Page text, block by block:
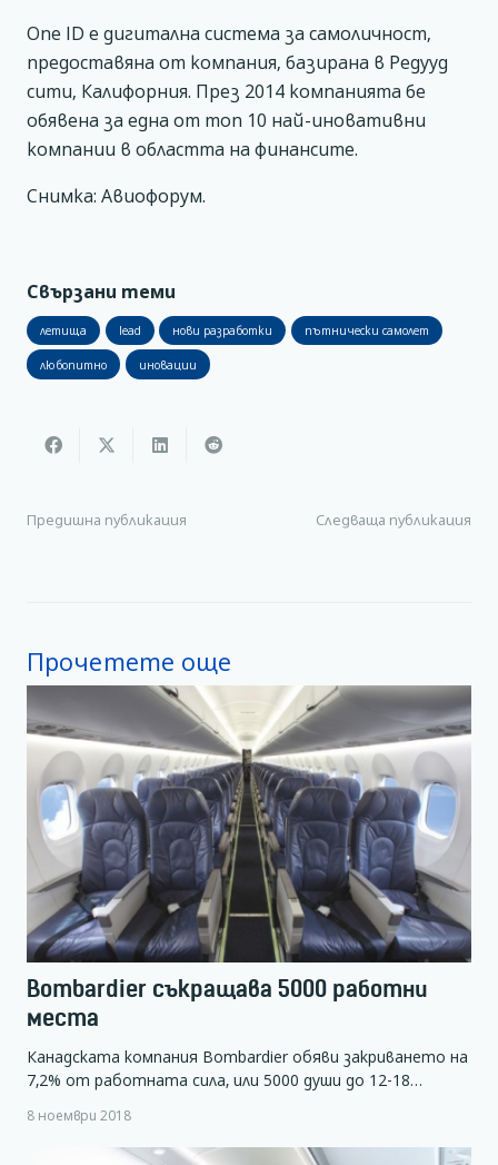
One ID е дигитална система за самоличност,
предоставяна от компания, базирана в Редууд
сити, Калифорния. През 2014 компанията бе
обявена за една от топ 10 най-иновативни
компании в областта на финансите.
Снимка: Авиофорум.
Свързани теми
летища lead нови разработки пътнически самолет
любопитно иновации
Предишна публикация Следваща публикация
Прочетете още
Bombardier съкращава 5000 работни
места
Канадската компания Bombardier обяви закриването на
7,2% от работната сила, или 5000 души до 12-18…
8 ноември 2018